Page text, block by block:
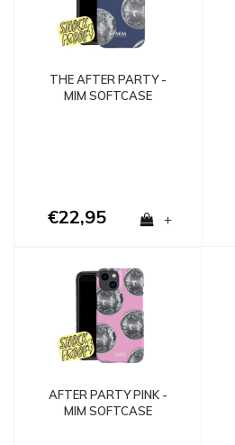
THE AFTER PARTY -
MIM SOFTCASE
€22,95 +
AFTER PARTY PINK -
MIM SOFTCASE